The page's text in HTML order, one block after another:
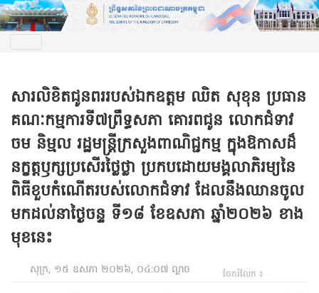
សារលិខិតជូនពររបស់ឯកឧត្តម ឈិត សុខុន ប្រធាន
គណៈកម្មការ​ទី៧ព្រឹទ្ធសភា គោរពជូន លោកជំទាវ
ចម និម្មល រដ្ឋមន្ត្រីក្រសួងពាណិជ្ជកម្ម ក្នុងឱកាសដ៏
នក្ខត្តឫក្សប្រសើរថ្លៃថ្លា ប្រកបដោយមង្គលាភិរម្យនៃ
ពិធីខួបកំណើតរបស់លោកជំទាវ ដែលនឹងឈានចូល
មកដល់នាថ្ងៃចន្ទ ទី១៨ ខែឧសភា ឆ្នាំ២០២៦ ខាង
មុខនេះ
សុក្រ, ១៥ ឧសភា ២០២៦, ០៤:០៧ ល្ងាច ចែករំលែក ៖